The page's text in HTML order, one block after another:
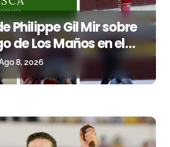
Philippe Gil Mir sobre
de Los Maños en el
Huesca
8, 2026